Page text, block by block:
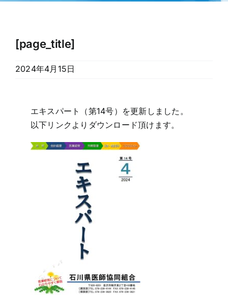
[page_title]
2024年4月15日
エキスパート（第14号）を更新しました。
以下リンクよりダウンロード頂けます。